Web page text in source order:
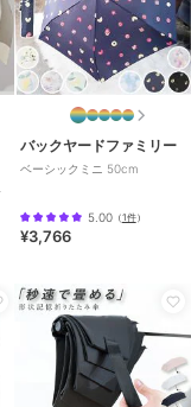
/晴雨
バックヤードファミリー
ベーシックミニ 50cm
5.00（1件）
¥3,766